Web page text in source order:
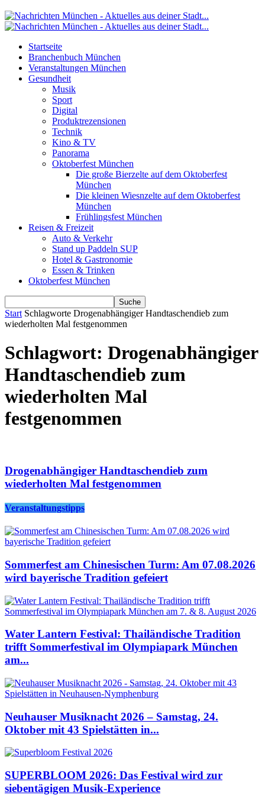
Startseite
Branchenbuch München
Veranstaltungen München
Gesundheit
Musik
Sport
Digital
Produktrezensionen
Technik
Kino & TV
Panorama
Oktoberfest München
Die große Bierzelte auf dem Oktoberfest
München
Die kleinen Wiesnzelte auf dem Oktoberfest
München
Frühlingsfest München
Reisen & Freizeit
Auto & Verkehr
Stand up Paddeln SUP
Hotel & Gastronomie
Essen & Trinken
Oktoberfest München
Start Schlagworte Drogenabhängiger Handtaschendieb zum
wiederholten Mal festgenommen
Schlagwort: Drogenabhängiger
Handtaschendieb zum
wiederholten Mal
festgenommen
Drogenabhängiger Handtaschendieb zum
wiederholten Mal festgenommen
Veranstaltungstipps
Sommerfest am Chinesischen Turm: Am 07.08.2026
wird bayerische Tradition gefeiert
Water Lantern Festival: Thailändische Tradition
trifft Sommerfestival im Olympiapark München
am...
Neuhauser Musiknacht 2026 – Samstag, 24.
Oktober mit 43 Spielstätten in...
SUPERBLOOM 2026: Das Festival wird zur
siebentägigen Musik-Experience